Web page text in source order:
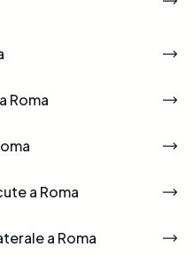
Roma
a Roma
a Roma